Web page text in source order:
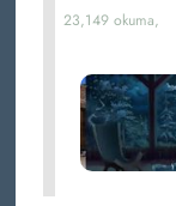
23,149 okuma,